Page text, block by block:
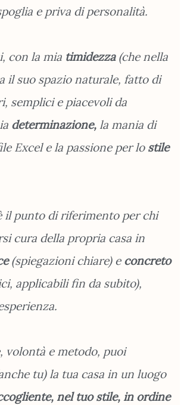
e priva di personalità.
con la mia timidezza (che nella
il suo spazio naturale, fatto di
semplici e piacevoli da
determinazione, la mania di
Excel e la passione per lo stile
il punto di riferimento per chi
cura della propria casa in
(spiegazioni chiare) e concreto
applicabili fin da subito),
volontà e metodo, puoi
tu) la tua casa in un luogo
nel tuo stile, in ordine